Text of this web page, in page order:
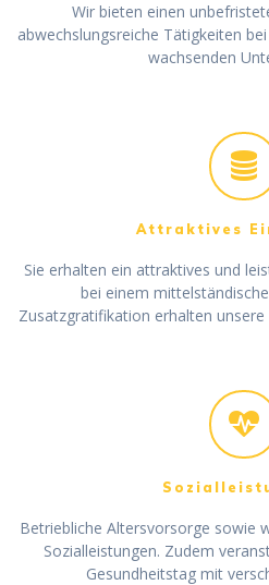
Wir bieten einen
abwechslungsreiche Tätigkeiten
wachsenden
Attraktives
Sie erhalten ein attraktives und
bei einem
Zusatzgratifikation erhalten
Betriebliche Altersvorsorge sowie
Sozialleistungen. Zudem
Gesundheitstag mit